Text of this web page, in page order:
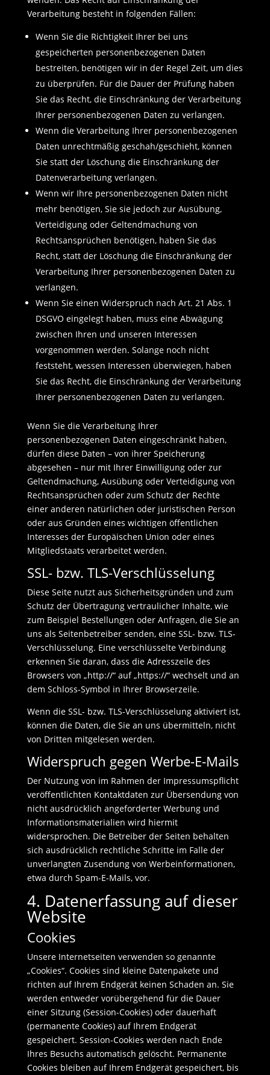
Verarbeitung besteht in folgenden Fällen:
Wenn Sie die Richtigkeit Ihrer bei uns
gespeicherten personenbezogenen Daten
bestreiten, benötigen wir in der Regel Zeit, um dies
zu überprüfen. Für die Dauer der Prüfung haben
Sie das Recht, die Einschränkung der Verarbeitung
Ihrer personenbezogenen Daten zu verlangen.
Wenn die Verarbeitung Ihrer personenbezogenen
Daten unrechtmäßig geschah/geschieht, können
Sie statt der Löschung die Einschränkung der
Datenverarbeitung verlangen.
Wenn wir Ihre personenbezogenen Daten nicht
mehr benötigen, Sie sie jedoch zur Ausübung,
Verteidigung oder Geltendmachung von
Rechtsansprüchen benötigen, haben Sie das
Recht, statt der Löschung die Einschränkung der
Verarbeitung Ihrer personenbezogenen Daten zu
verlangen.
Wenn Sie einen Widerspruch nach Art. 21 Abs. 1
DSGVO eingelegt haben, muss eine Abwägung
zwischen Ihren und unseren Interessen
vorgenommen werden. Solange noch nicht
feststeht, wessen Interessen überwiegen, haben
Sie das Recht, die Einschränkung der Verarbeitung
Ihrer personenbezogenen Daten zu verlangen.
Wenn Sie die Verarbeitung Ihrer
personenbezogenen Daten eingeschränkt haben,
dürfen diese Daten – von ihrer Speicherung
abgesehen – nur mit Ihrer Einwilligung oder zur
Geltendmachung, Ausübung oder Verteidigung von
Rechtsansprüchen oder zum Schutz der Rechte
einer anderen natürlichen oder juristischen Person
oder aus Gründen eines wichtigen öffentlichen
Interesses der Europäischen Union oder eines
Mitgliedstaats verarbeitet werden.
SSL- bzw. TLS-Verschlüsselung
Diese Seite nutzt aus Sicherheitsgründen und zum
Schutz der Übertragung vertraulicher Inhalte, wie
zum Beispiel Bestellungen oder Anfragen, die Sie an
uns als Seitenbetreiber senden, eine SSL- bzw. TLS-
Verschlüsselung. Eine verschlüsselte Verbindung
erkennen Sie daran, dass die Adresszeile des
Browsers von „http://“ auf „https://“ wechselt und an
dem Schloss-Symbol in Ihrer Browserzeile.
Wenn die SSL- bzw. TLS-Verschlüsselung aktiviert ist,
können die Daten, die Sie an uns übermitteln, nicht
von Dritten mitgelesen werden.
Widerspruch gegen Werbe-E-Mails
Der Nutzung von im Rahmen der Impressumspflicht
veröffentlichten Kontaktdaten zur Übersendung von
nicht ausdrücklich angeforderter Werbung und
Informationsmaterialien wird hiermit
widersprochen. Die Betreiber der Seiten behalten
sich ausdrücklich rechtliche Schritte im Falle der
unverlangten Zusendung von Werbeinformationen,
etwa durch Spam-E-Mails, vor.
4. Datenerfassung auf dieser
Website
Cookies
Unsere Internetseiten verwenden so genannte
„Cookies“. Cookies sind kleine Datenpakete und
richten auf Ihrem Endgerät keinen Schaden an. Sie
werden entweder vorübergehend für die Dauer
einer Sitzung (Session-Cookies) oder dauerhaft
(permanente Cookies) auf Ihrem Endgerät
gespeichert. Session-Cookies werden nach Ende
Ihres Besuchs automatisch gelöscht. Permanente
Cookies bleiben auf Ihrem Endgerät gespeichert, bis